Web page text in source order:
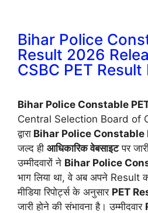
Bihar Police
Result 2026
CSBC PET Result
Bihar Police Constable
Central Selection Board of
द्वारा Bihar Police Constable
जल्द ही आधिकारिक वेबसाइटपर
उम्मीदवारों ने Bihar Police
भाग लिया था, वे अब अपने Result
मीडिया रिपोर्ट्स के अनुसार PET
जारी होने की संभावना है। उम्मीदवार